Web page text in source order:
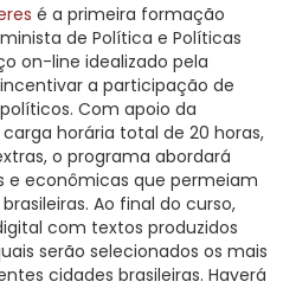
é a primeira formação
de Política e Políticas
on-line idealizado pela
a participação de
Com apoio da
horária total de 20 horas,
o programa abordará
e econômicas que permeiam
Ao final do curso,
com textos produzidos
serão selecionados os mais
cidades brasileiras. Haverá